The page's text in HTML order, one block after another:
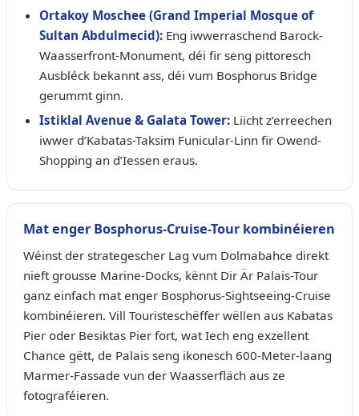
Ortakoy Moschee (Grand Imperial Mosque of
Sultan Abdulmecid): Eng iwwerraschend Barock-
Waasserfront-Monument, déi fir seng pittoresch
Ausbléck bekannt ass, déi vum Bosphorus Bridge
gerummt ginn.
Istiklal Avenue & Galata Tower: Liicht z’erreechen
iwwer d’Kabatas-Taksim Funicular-Linn fir Owend-
Shopping an d’Iessen eraus.
Mat enger Bosphorus-Cruise-Tour kombinéieren
Wéinst der strategescher Lag vum Dolmabahce direkt
nieft grousse Marine-Docks, kënnt Dir Är Palais-Tour
ganz einfach mat enger Bosphorus-Sightseeing-Cruise
kombinéieren. Vill Touristeschëffer wëllen aus Kabatas
Pier oder Besiktas Pier fort, wat Iech eng exzellent
Chance gëtt, de Palais seng ikonesch 600-Meter-laang
Marmer-Fassade vun der Waasserfläch aus ze
fotograféieren.